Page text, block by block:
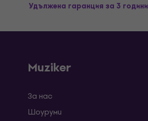
Удължена гаранция за 3 години
Muziker
За нас
Шоуруми